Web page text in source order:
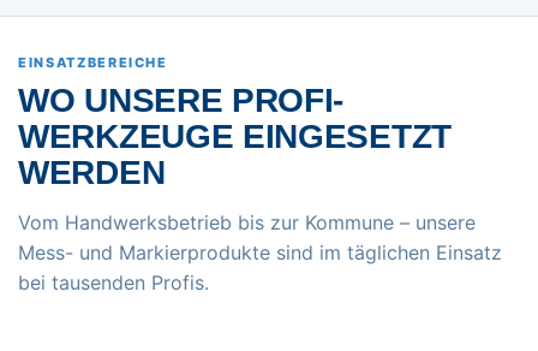
EINSATZBEREICHE
WO UNSERE PROFI-
WERKZEUGE EINGESETZT
WERDEN
Vom Handwerksbetrieb bis zur Kommune – unsere
Mess- und Markierprodukte sind im täglichen Einsatz
bei tausenden Profis.